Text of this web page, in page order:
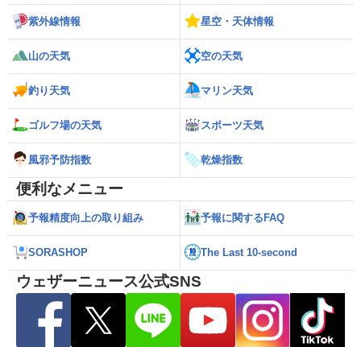
紫外線情報 星空・天体情報
山の天気 空の天気
釣り天気 マリン天気
ゴルフ場の天気 スポーツ天気
風邪予防指数 乾燥指数
便利なメニュー
予報精度向上の取り組み 予報に関するFAQ
SORASHOP The Last 10-second
ウェザーニュース公式SNS